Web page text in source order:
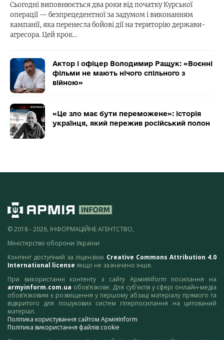
Сьогодні виповнюється два роки від початку Курської
операції — безпрецедентної за задумом і виконанням
кампанії, яка перенесла бойові дії на територію держави-
агресора. Цей крок…
Актор і офіцер Володимир Ращук: «Воєнні
фільми не мають нічого спільного з
війною»
«Це зло має бути переможене»: історія
українця, який пережив російський полон
© 2018 - 2026, ІНФОРМАЦІЙНЕ АГЕНТСТВО,
Міністерство оборони України
Контент доступний за ліцензією Creative Commons Attribution 4.0
International license якщо не зазначено інше.
При використанні контенту з сайту АрміяInform посилання на
armyinform.com.ua обов’язкове. Для суб’єктів у сфері онлайн-медіа
обов’язковим є розміщення у першому абзаці матеріалу прямого та
відкритого для пошукових систем гіперпосилання на цитований
матеріал.
Політика користування сайтом АрміяInform
Політика використання файлів cookie